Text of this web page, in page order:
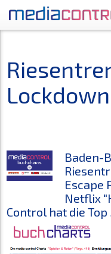
Baden-
Escape
Netflix
Control hat die Top